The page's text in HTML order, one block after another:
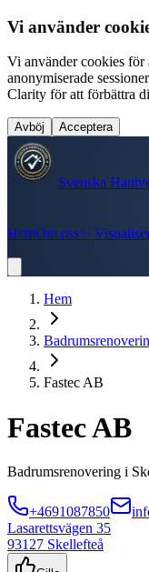
Vi använder
Vi använder cookies för
anonymiserade
Clarity för att förbättra
Avböj Acceptera
Svenska
HemOm oss✨
Hem
Fastec AB
Fastec AB
Badrumsrenovering i
+4691087850
Lasarettsvägen 35
93127 Skellefteå